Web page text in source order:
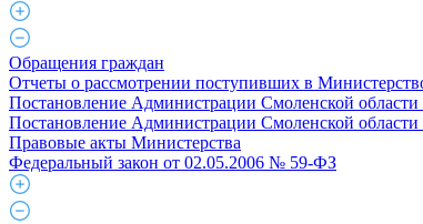
Обращения граждан
Отчеты о рассмотрении поступивших в
Постановление Администрации Смоленской
Постановление Администрации Смоленской
Правовые акты Министерства
Федеральный закон от 02.05.2006 № 59-ФЗ